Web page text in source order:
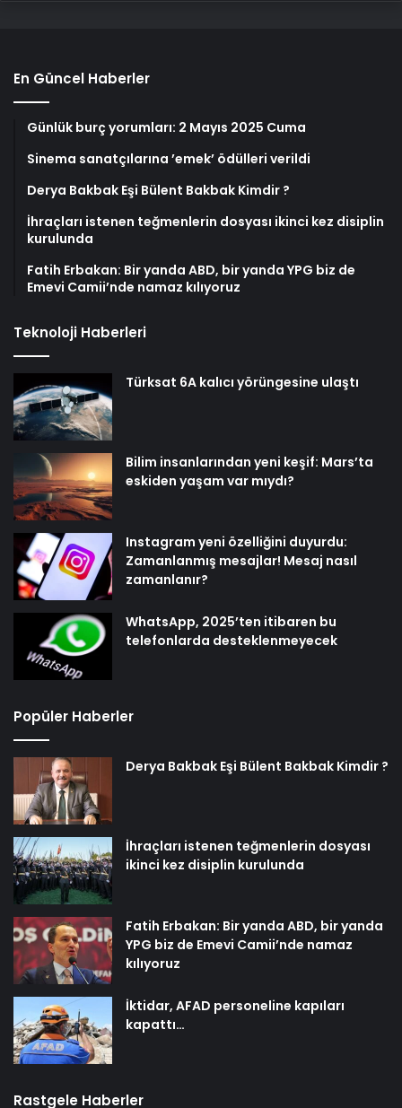
En Güncel Haberler
Günlük burç yorumları: 2 Mayıs 2025 Cuma
Sinema sanatçılarına ’emek’ ödülleri verildi
Derya Bakbak Eşi Bülent Bakbak Kimdir ?
İhraçları istenen teğmenlerin dosyası ikinci kez disiplin
kurulunda
Fatih Erbakan: Bir yanda ABD, bir yanda YPG biz de
Emevi Camii’nde namaz kılıyoruz
Teknoloji Haberleri
Türksat 6A kalıcı yörüngesine ulaştı
Bilim insanlarından yeni keşif: Mars’ta
eskiden yaşam var mıydı?
Instagram yeni özelliğini duyurdu:
Zamanlanmış mesajlar! Mesaj nasıl
zamanlanır?
WhatsApp, 2025’ten itibaren bu
telefonlarda desteklenmeyecek
Popüler Haberler
Derya Bakbak Eşi Bülent Bakbak Kimdir ?
İhraçları istenen teğmenlerin dosyası
ikinci kez disiplin kurulunda
Fatih Erbakan: Bir yanda ABD, bir yanda
YPG biz de Emevi Camii’nde namaz
kılıyoruz
İktidar, AFAD personeline kapıları
kapattı…
Rastgele Haberler